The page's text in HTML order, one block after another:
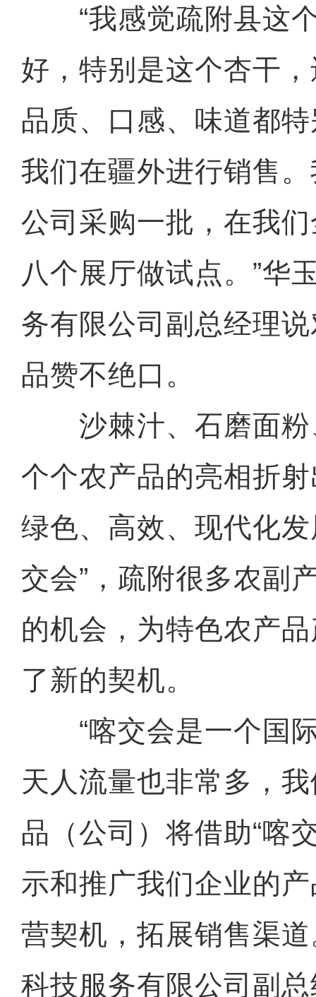
“我感觉疏附县这个
好，特别是这个杏干
品质、口感、味道都
我们在疆外进行销售
公司采购一批，在我
八个展厅做试点。”华
务有限公司副总经理
品赞不绝口。
沙棘汁、石磨面
个个农产品的亮相折
绿色、高效、现代化
交会”，疏附很多农副
的机会，为特色农产
了新的契机。
“喀交会是一个国际
天人流量也非常多，
品（公司）将借助“喀
示和推广我们企业的
营契机，拓展销售渠
科技服务有限公司副